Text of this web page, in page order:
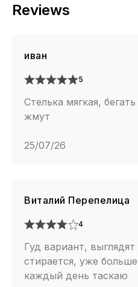
Reviews
иван
5
Стелька мягкая,
жмут
25/07/26
Виталий Перепелица
4
Гуд вариант,
стирается, уже
каждый день таскаю